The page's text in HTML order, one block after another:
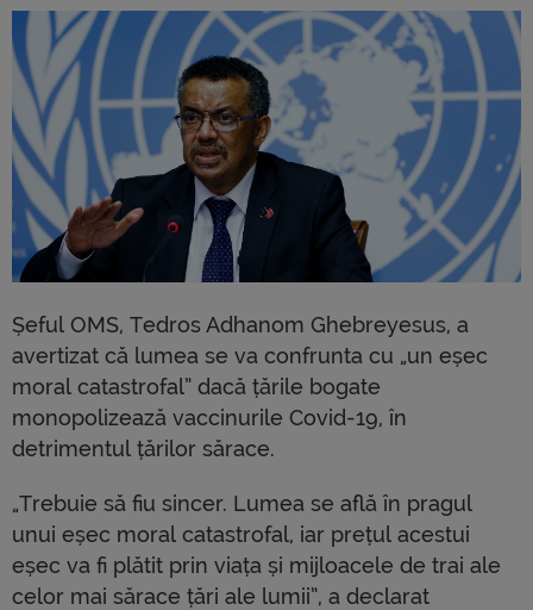
Șeful OMS, Tedros Adhanom Ghebreyesus, a
avertizat că lumea se va confrunta cu „un eșec
moral catastrofal” dacă țările bogate
monopolizează vaccinurile Covid-19, în
detrimentul țărilor sărace.
„Trebuie să fiu sincer. Lumea se află în pragul
unui eșec moral catastrofal, iar prețul acestui
eșec va fi plătit prin viața și mijloacele de trai ale
celor mai sărace țări ale lumii”, a declarat